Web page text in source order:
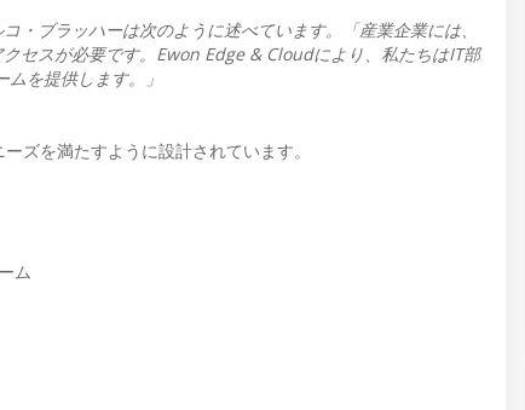
ブラッハーは次のように述べています。「産業企業には、
セスが必要です。Ewon Edge & Cloudにより、私たちはIT部
を提供します。」
ズを満たすように設計されています。
ム